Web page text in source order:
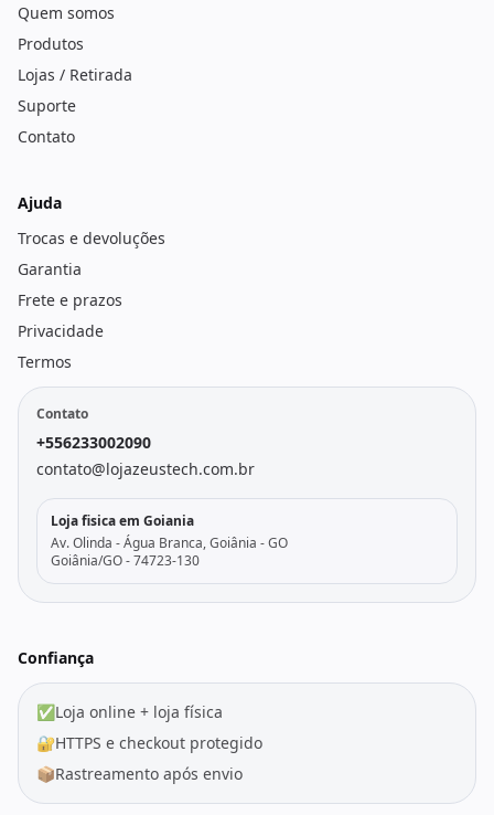
Quem somos
Produtos
Lojas / Retirada
Suporte
Contato
Ajuda
Trocas e devoluções
Garantia
Frete e prazos
Privacidade
Termos
Contato
+556233002090
contato@lojazeustech.com.br
Loja fisica em Goiania
Av. Olinda - Água Branca, Goiânia - GO
Goiânia/GO - 74723-130
Confiança
✅Loja online + loja física
🔐HTTPS e checkout protegido
📦Rastreamento após envio